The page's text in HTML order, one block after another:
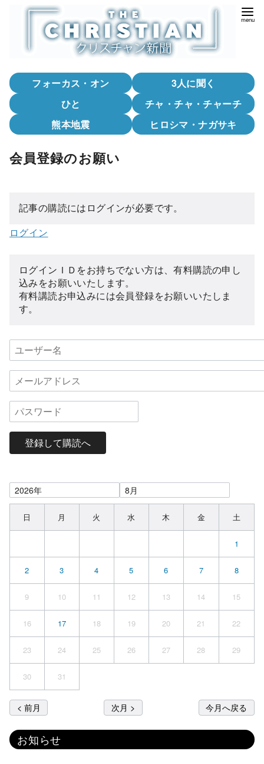
フォーカス・オン
3人に聞く
ひと
チャ・チャ・チャーチ
熊本地震
ヒロシマ・ナガサキ
会員登録のお願い
記事の購読にはログインが必要です。
ログイン
ログインＩＤをお持ちでない方は、有料購読の申し
込みをお願いいたします。
有料講読お申込みには会員登録をお願いいたしま
す。
登録して購読へ
日 月 火 水 木 金 土
1
2 3 4 5 6 7 8
9 10 11 12 13 14 15
16 17 18 19 20 21 22
23 24 25 26 27 28 29
30 31
< 前月 次月 > 今月へ戻る
お知らせ